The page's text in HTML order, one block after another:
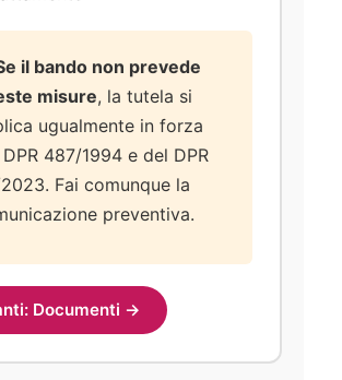
il bando non prevede
misure, la tutela si
ugualmente in forza
487/1994 e del DPR
Fai comunque la
preventiva.
Documenti →